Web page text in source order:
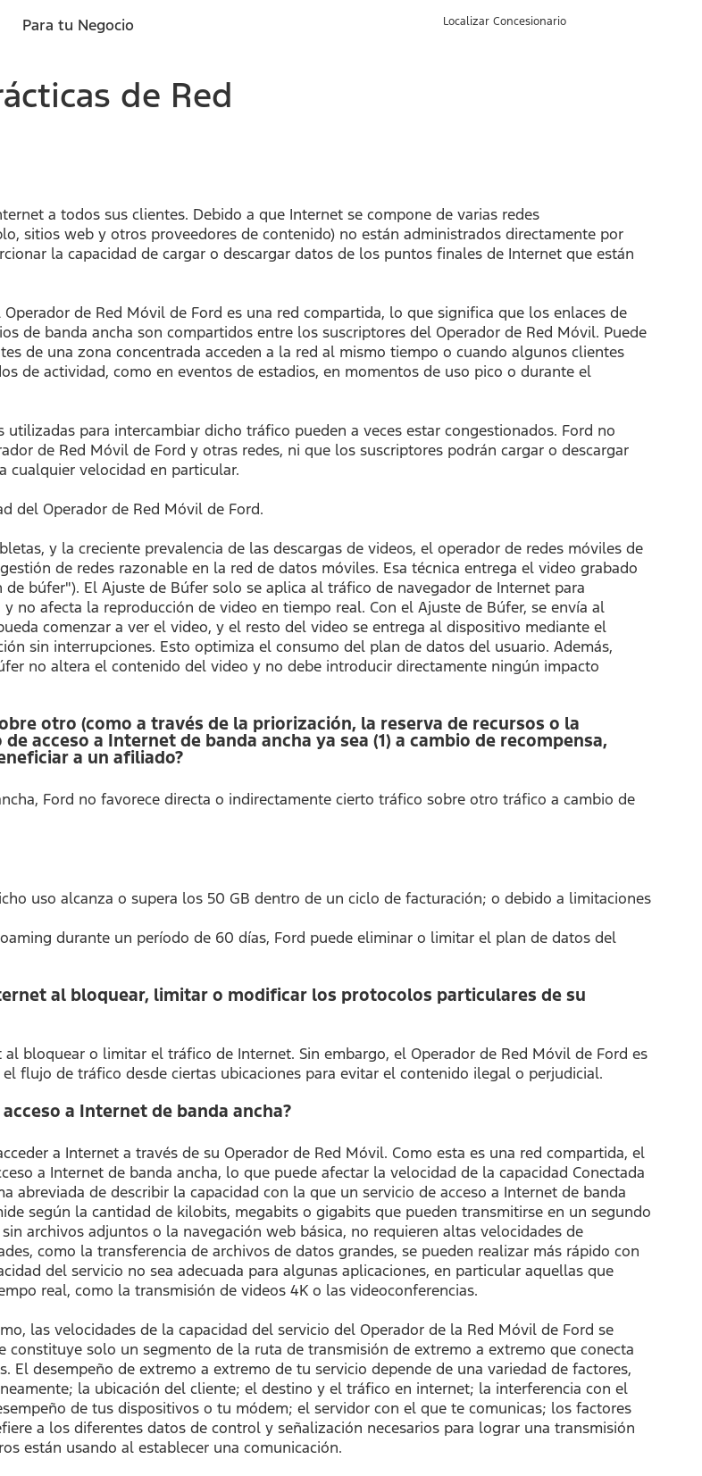
Para tu Negocio Localizar Concesionario
de Red
a todos sus clientes. Debido a que Internet se compone de varias redes
sitios web y otros proveedores de contenido) no están administrados directamente por
la capacidad de cargar o descargar datos de los puntos finales de Internet que están
de Red Móvil de Ford es una red compartida, lo que significa que los enlaces de
de banda ancha son compartidos entre los suscriptores del Operador de Red Móvil. Puede
de una zona concentrada acceden a la red al mismo tiempo o cuando algunos clientes
de actividad, como en eventos de estadios, en momentos de uso pico o durante el
para intercambiar dicho tráfico pueden a veces estar congestionados. Ford no
de Red Móvil de Ford y otras redes, ni que los suscriptores podrán cargar o descargar
cualquier velocidad en particular.
del Operador de Red Móvil de Ford.
y la creciente prevalencia de las descargas de videos, el operador de redes móviles de
de redes razonable en la red de datos móviles. Esa técnica entrega el video grabado
búfer"). El Ajuste de Búfer solo se aplica al tráfico de navegador de Internet para
no afecta la reproducción de video en tiempo real. Con el Ajuste de Búfer, se envía al
comenzar a ver el video, y el resto del video se entrega al dispositivo mediante el
sin interrupciones. Esto optimiza el consumo del plan de datos del usuario. Además,
no altera el contenido del video y no debe introducir directamente ningún impacto
otro (como a través de la priorización, la reserva de recursos o la
acceso a Internet de banda ancha ya sea (1) a cambio de recompensa,
a un afiliado?
Ford no favorece directa o indirectamente cierto tráfico sobre otro tráfico a cambio de
uso alcanza o supera los 50 GB dentro de un ciclo de facturación; o debido a limitaciones
durante un período de 60 días, Ford puede eliminar o limitar el plan de datos del
al bloquear, limitar o modificar los protocolos particulares de su
bloquear o limitar el tráfico de Internet. Sin embargo, el Operador de Red Móvil de Ford es
flujo de tráfico desde ciertas ubicaciones para evitar el contenido ilegal o perjudicial.
a Internet de banda ancha?
a Internet a través de su Operador de Red Móvil. Como esta es una red compartida, el
a Internet de banda ancha, lo que puede afectar la velocidad de la capacidad Conectada
de describir la capacidad con la que un servicio de acceso a Internet de banda
según la cantidad de kilobits, megabits o gigabits que pueden transmitirse en un segundo
archivos adjuntos o la navegación web básica, no requieren altas velocidades de
como la transferencia de archivos de datos grandes, se pueden realizar más rápido con
del servicio no sea adecuada para algunas aplicaciones, en particular aquellas que
real, como la transmisión de videos 4K o las videoconferencias.
las velocidades de la capacidad del servicio del Operador de la Red Móvil de Ford se
solo un segmento de la ruta de transmisión de extremo a extremo que conecta
desempeño de extremo a extremo de tu servicio depende de una variedad de factores,
la ubicación del cliente; el destino y el tráfico en internet; la interferencia con el
de tus dispositivos o tu módem; el servidor con el que te comunicas; los factores
a los diferentes datos de control y señalización necesarios para lograr una transmisión
están usando al establecer una comunicación.